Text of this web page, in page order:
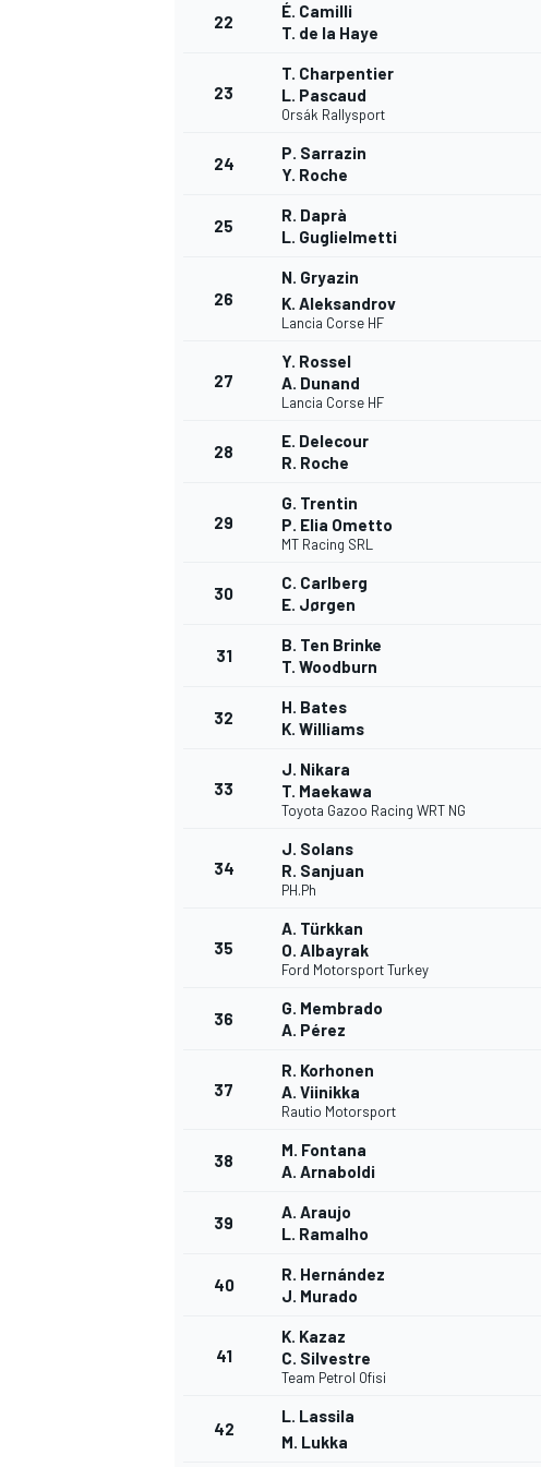
22
É. Camilli
T. de la Haye
23
T. Charpentier
L. Pascaud
Orsák Rallysport
24
P. Sarrazin
Y. Roche
25
R. Daprà
L. Guglielmetti
26
N. Gryazin
K. Aleksandrov
Lancia Corse HF
27
Y. Rossel
A. Dunand
Lancia Corse HF
28
E. Delecour
R. Roche
29
G. Trentin
P. Elia Ometto
MT Racing SRL
30
C. Carlberg
E. Jørgen
31
B. Ten Brinke
T. Woodburn
32
H. Bates
K. Williams
33
J. Nikara
T. Maekawa
Toyota Gazoo Racing WRT NG
34
J. Solans
R. Sanjuan
PH.Ph
35
A. Türkkan
O. Albayrak
Ford Motorsport Turkey
36
G. Membrado
A. Pérez
37
R. Korhonen
A. Viinikka
Rautio Motorsport
38
M. Fontana
A. Arnaboldi
39
A. Araujo
L. Ramalho
40
R. Hernández
J. Murado
41
K. Kazaz
C. Silvestre
Team Petrol Ofisi
42
L. Lassila
M. Lukka